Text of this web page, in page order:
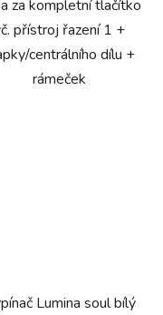
za kompletní tlačítko
přístroj řazení 1 +
centrálního dílu +
rámeček
Lumina soul bílý